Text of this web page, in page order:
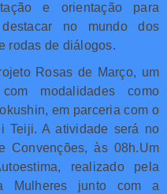
e orientação para
no mundo dos
rodas de diálogos.
Rosas de Março, um
modalidades como
em parceria com o
Teiji. A atividade será no
Convenções, às 08h.Um
realizado pela
Mulheres junto com a